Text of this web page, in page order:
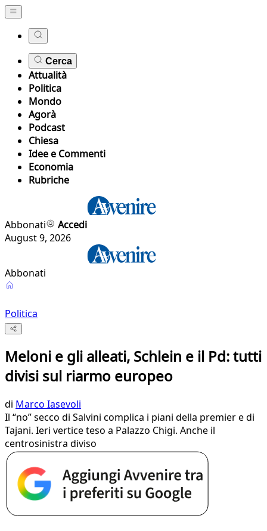
Cerca
Attualità
Politica
Mondo
Agorà
Podcast
Chiesa
Idee e Commenti
Economia
Rubriche
Abbonati
Accedi
August 9, 2026
Abbonati
Politica
Meloni e gli alleati, Schlein e il Pd: tutti
divisi sul riarmo europeo
di Marco Iasevoli
Il “no” secco di Salvini complica i piani della premier e di
Tajani. Ieri vertice teso a Palazzo Chigi. Anche il
centrosinistra diviso